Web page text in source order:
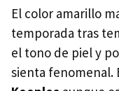
El color amarillo
temporada tras
el tono de piel y
sienta fenomenal.